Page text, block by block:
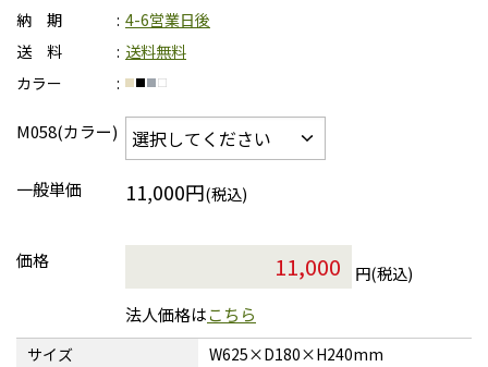
納 期
4-6営業日後
送 料
送料無料
カラー
M058(カラー)
一般単価 11,000円(税込)
価格
円(税込)
法人価格はこちら
サイズ
W625×D180×H240mm